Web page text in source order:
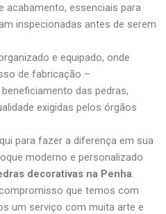
acabamento, essenciais para
inspecionadas antes de serem
e equipado, onde
de fabricação –
das pedras,
exigidas pelos órgãos
para fazer a diferença em sua
moderno e personalizado
decorativas na Penha.
que temos com
um serviço com muita arte e